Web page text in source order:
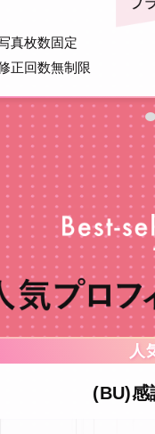
曲固定※変更不可
作権申請可
るし